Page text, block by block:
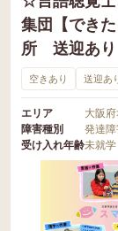
集団【でき
所 送迎あ
空きあり 送迎あ
エリア 大阪府
障害種別
発達
受け入れ年齢未就学